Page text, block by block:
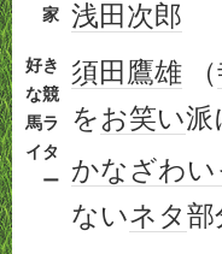
家
浅田次郎
好き
な競
馬ラ
イタ
ー
須田鷹雄 （
をお笑い派
かなざわい
ないネタ 部